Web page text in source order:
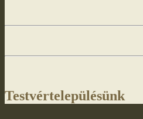
Testvértelepülésünk